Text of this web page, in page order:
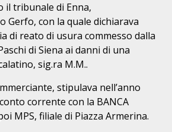
il tribunale di Enna,
Gerfo, con la quale dichiarava
di reato di usura commesso dalla
di Siena ai danni di una
sig.ra M.M..
stipulava nell’anno
corrente con la BANCA
MPS, filiale di Piazza Armerina.